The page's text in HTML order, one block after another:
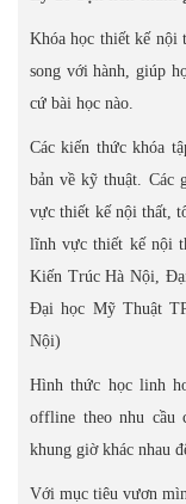
Khóa học thiết kế nội
song với hành, giúp
cứ bài học nào.
Các kiến thức khóa
bản về kỹ thuật. Các
vực thiết kế nội thất,
lĩnh vực thiết kế nội
Kiến Trúc Hà Nội,
Đại học Mỹ Thuật
Nội)
Hình thức học linh
offline theo nhu cầu
khung giờ khác nhau
Với mục tiêu vươn